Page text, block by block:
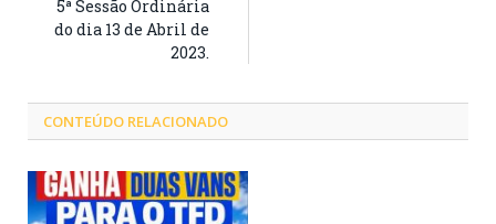
5ª Sessão Ordinária
do dia 13 de Abril de
2023.
CONTEÚDO RELACIONADO